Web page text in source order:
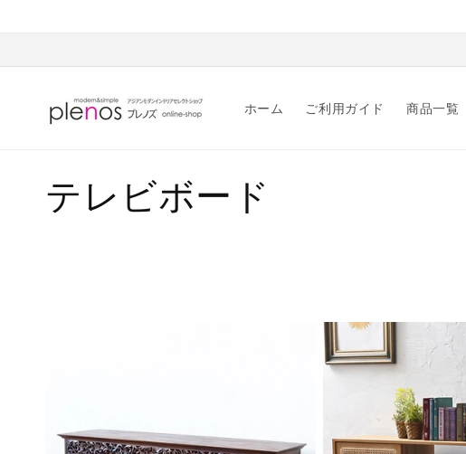
ホーム ご利用ガイド 商品一覧
コ
ン
テレビボード